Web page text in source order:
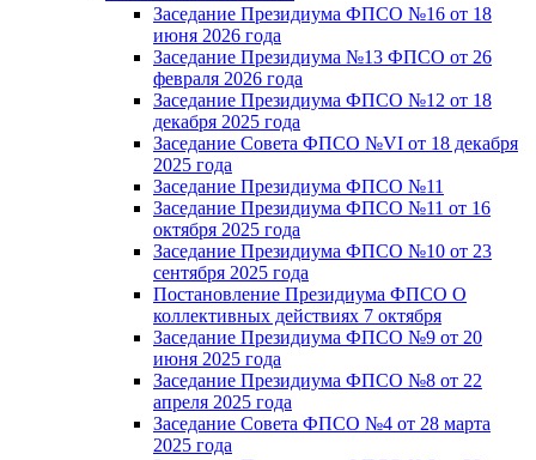
Заседание Президиума ФПСО №16 от 18
июня 2026 года
Заседание Президиума №13 ФПСО от 26
февраля 2026 года
Заседание Президиума ФПСО №12 от 18
декабря 2025 года
Заседание Совета ФПСО №VI от 18 декабря
2025 года
Заседание Президиума ФПСО №11
Заседание Президиума ФПСО №11 от 16
октября 2025 года
Заседание Президиума ФПСО №10 от 23
сентября 2025 года
Постановление Президиума ФПСО О
коллективных действиях 7 октября
Заседание Президиума ФПСО №9 от 20
июня 2025 года
Заседание Президиума ФПСО №8 от 22
апреля 2025 года
Заседание Совета ФПСО №4 от 28 марта
2025 года